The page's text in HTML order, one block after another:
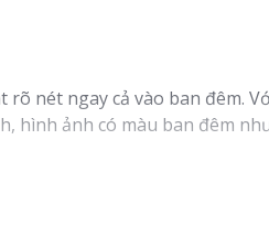
nét ngay cả vào ban đêm.
hình ảnh có màu ban đêm